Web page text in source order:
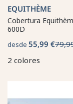
EQUITHÈME
Cobertura
600D
desde 55,99 €
2 colores